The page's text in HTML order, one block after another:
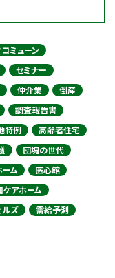
ミューン
セミナー
仲介業
倒産
調査報告書
特例
高齢者住宅
団塊の世代
ム
医心館
ケアホーム
ルズ
需給予測